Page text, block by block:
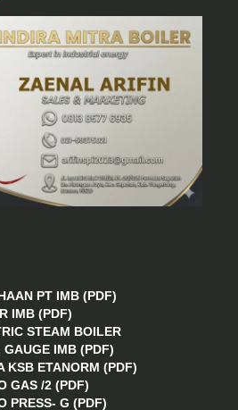
PT IMB (PDF)
IMB (PDF)
STEAM BOILER
IMB (PDF)
KSB ETANORM (PDF)
GAS /2 (PDF)
PRESS- G (PDF)